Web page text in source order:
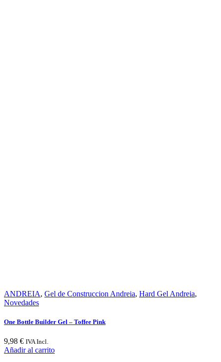
ANDREIA, Gel de Construccion Andreia, Hard Gel Andreia,
Novedades
One Bottle Builder Gel – Toffee Pink
9,98 € IVA Incl.
Añadir al carrito